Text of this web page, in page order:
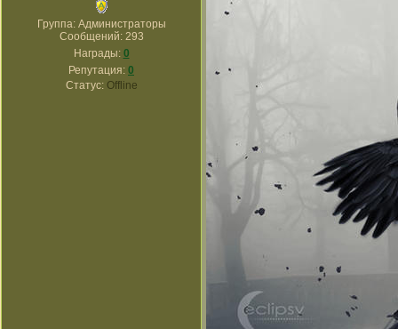
Группа: Администраторы
Сообщений: 293
Награды: 0
Репутация: 0
Статус: Offline